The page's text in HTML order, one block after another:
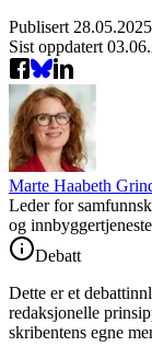
Publisert
Sist oppdatert
Marte Haabeth
Leder for
og
Debatt
Dette er et
redaksjonelle
skribentens egne